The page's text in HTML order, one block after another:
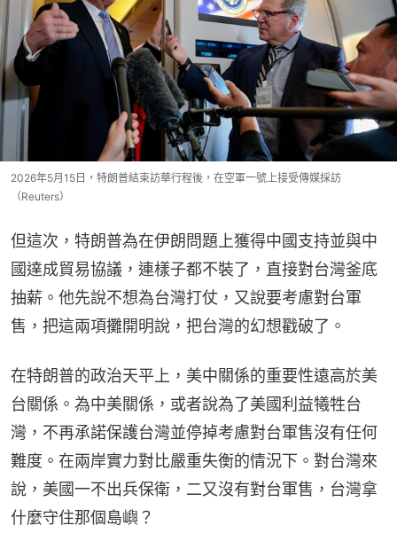
2026年5月15日，特朗普結束訪華行程後，在空軍一號上接受傳媒採訪
（Reuters）
但這次，特朗普為在伊朗問題上獲得中國支持並與中
國達成貿易協議，連樣子都不裝了，直接對台灣釜底
抽薪。他先說不想為台灣打仗，又說要考慮對台軍
售，把這兩項攤開明說，把台灣的幻想戳破了。
在特朗普的政治天平上，美中關係的重要性遠高於美
台關係。為中美關係，或者說為了美國利益犧牲台
灣，不再承諾保護台灣並停掉考慮對台軍售沒有任何
難度。在兩岸實力對比嚴重失衡的情況下。對台灣來
說，美國一不出兵保衛，二又沒有對台軍售，台灣拿
什麼守住那個島嶼？